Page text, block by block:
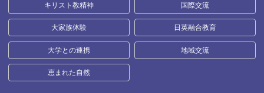
キリスト教精神 国際交流
大家族体験 日英融合教育
大学との連携 地域交流
恵まれた自然